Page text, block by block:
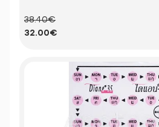
38.40€
32.00€